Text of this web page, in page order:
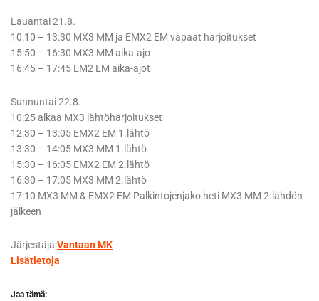
Lauantai 21.8.
10:10 – 13:30 MX3 MM ja EMX2 EM vapaat harjoitukset
15:50 – 16:30 MX3 MM aika-ajo
16:45 – 17:45 EM2 EM aika-ajot
Sunnuntai 22.8.
10:25 alkaa MX3 lähtöharjoitukset
12:30 – 13:05 EMX2 EM 1.lähtö
13:30 – 14:05 MX3 MM 1.lähtö
15:30 – 16:05 EMX2 EM 2.lähtö
16:30 – 17:05 MX3 MM 2.lähtö
17:10 MX3 MM & EMX2 EM Palkintojenjako heti MX3 MM 2.lähdön
jälkeen
Järjestäjä:Vantaan MK
Lisätietoja
Jaa tämä: